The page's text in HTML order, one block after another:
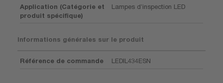
Application (Catégorie et
produit spécifique)
Lampes d’inspection LED
Informations générales sur le produit
Référence de commande LEDIL434ESN